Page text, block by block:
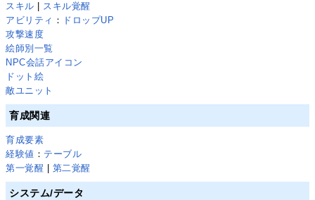
スキル
スキル覚醒
アビリティ ： ドロップUP
攻撃速度
絵師別一覧
NPC会話アイコン
ドット絵
敵ユニット
育成関連
育成要素
経験値 ： テーブル
第一覚醒
第二覚醒
システム/データ